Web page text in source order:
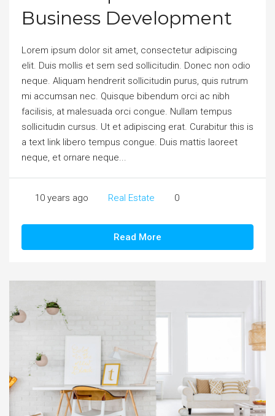
Business Development
Lorem ipsum dolor sit amet, consectetur adipiscing
elit. Duis mollis et sem sed sollicitudin. Donec non odio
neque. Aliquam hendrerit sollicitudin purus, quis rutrum
mi accumsan nec. Quisque bibendum orci ac nibh
facilisis, at malesuada orci congue. Nullam tempus
sollicitudin cursus. Ut et adipiscing erat. Curabitur this is
a text link libero tempus congue. Duis mattis laoreet
neque, et ornare neque...
10 years ago Real Estate 0
Read More